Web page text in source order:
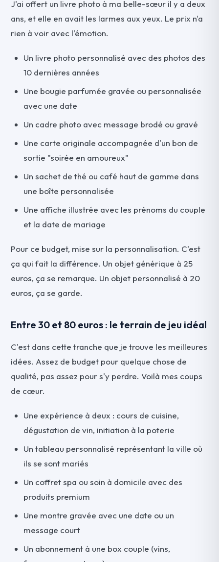
J'ai offert un livre photo à ma belle-sœur il y a deux
ans, et elle en avait les larmes aux yeux. Le prix n'a
rien à voir avec l'émotion.
Un livre photo personnalisé avec des photos des
10 dernières années
Une bougie parfumée gravée ou personnalisée
avec une date
Un cadre photo avec message brodé ou gravé
Une carte originale accompagnée d'un bon de
sortie "soirée en amoureux"
Un sachet de thé ou café haut de gamme dans
une boîte personnalisée
Une affiche illustrée avec les prénoms du couple
et la date de mariage
Pour ce budget, mise sur la personnalisation. C'est
ça qui fait la différence. Un objet générique à 25
euros, ça se remarque. Un objet personnalisé à 20
euros, ça se garde.
Entre 30 et 80 euros : le terrain de jeu idéal
C'est dans cette tranche que je trouve les meilleures
idées. Assez de budget pour quelque chose de
qualité, pas assez pour s'y perdre. Voilà mes coups
de cœur.
Une expérience à deux : cours de cuisine,
dégustation de vin, initiation à la poterie
Un tableau personnalisé représentant la ville où
ils se sont mariés
Un coffret spa ou soin à domicile avec des
produits premium
Une montre gravée avec une date ou un
message court
Un abonnement à une box couple (vins,